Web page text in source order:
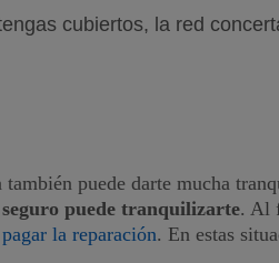
cubiertos, la red
puede darte mucha
seguro puede tranquilizarte. Al
la reparación. En estas